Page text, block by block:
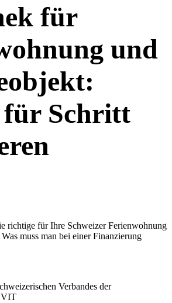
für
und
Schritt
richtige für Ihre Schweizer Ferienwohnung
muss man bei einer Finanzierung
Verbandes der